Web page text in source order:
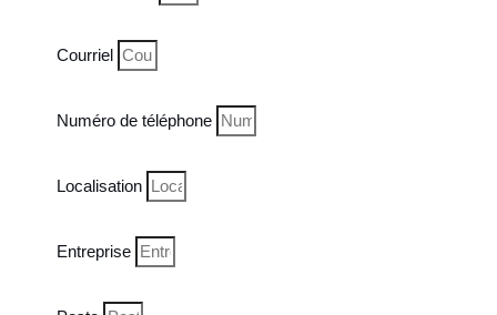
Courriel
Numéro de téléphone
Localisation
Entreprise